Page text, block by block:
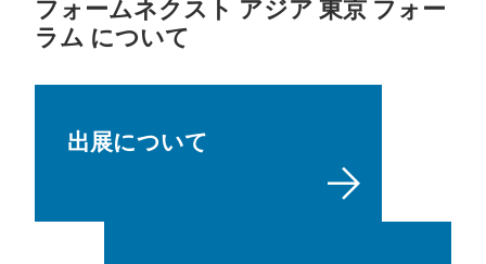
フォームネクスト アジア 東京 フォー
ラム について
出展について